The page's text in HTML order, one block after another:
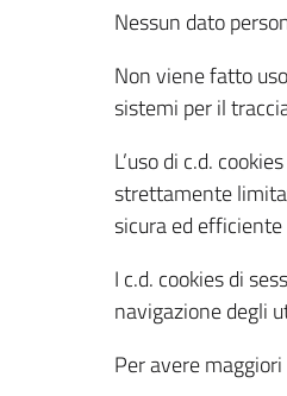
Nessun dato
Non viene fatto
sistemi per il
L’uso di c.d.
strettamente
sicura ed efficiente
I c.d. cookies di
navigazione degli
Per avere